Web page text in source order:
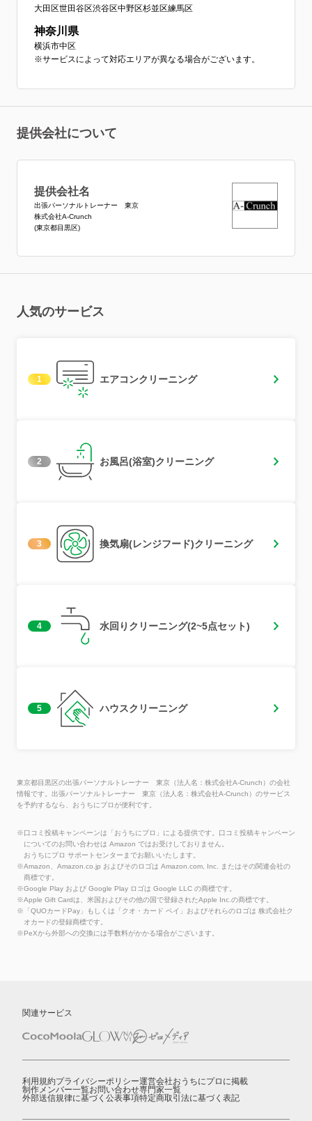
大田区世田谷区渋谷区中野区杉並区練馬区
神奈川県
横浜市中区
※サービスによって対応エリアが異なる場合がございます。
提供会社について
提供会社名
出張パーソナルトレーナー 東京
株式会社A-Crunch
(東京都目黒区)
人気のサービス
1 エアコンクリーニング
2 お風呂(浴室)クリーニング
3 換気扇(レンジフード)クリーニング
4 水回りクリーニング(2~5点セット)
5 ハウスクリーニング
東京都目黒区の出張パーソナルトレーナー 東京（法人名：株式会社A-Crunch）の会社
情報です。出張パーソナルトレーナー 東京（法人名：株式会社A-Crunch）のサービス
を予約するなら、おうちにプロが便利です。
※口コミ投稿キャンペーンは「おうちにプロ」による提供です。口コミ投稿キャンペーン
についてのお問い合わせは Amazon ではお受けしておりません。
おうちにプロ サポートセンターまでお願いいたします。
※Amazon、Amazon.co.jp およびそのロゴは Amazon.com, Inc. またはその関連会社の
商標です。
※Google Play および Google Play ロゴは Google LLC の商標です。
※Apple Gift Cardは、米国およびその他の国で登録されたApple Inc.の商標です。
※「QUOカードPay」もしくは「クオ・カード ペイ」およびそれらのロゴは 株式会社ク
オカードの登録商標です。
※PeXから外部への交換には手数料がかかる場合がございます。
関連サービス
利用規約プライバシーポリシー運営会社おうちにプロに掲載
制作メンバー一覧お問い合わせ専門家一覧
外部送信規律に基づく公表事項特定商取引法に基づく表記